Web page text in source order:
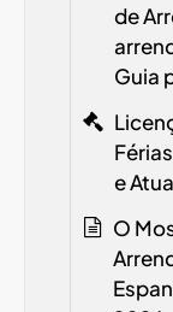
de
Guia
e
O